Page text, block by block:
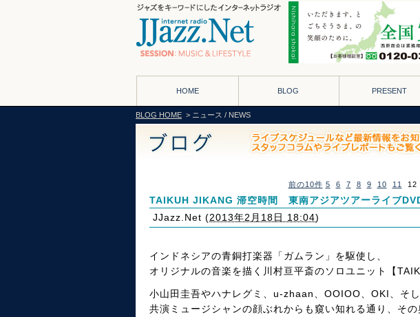
HOME BLOG PRESENT
BLOG HOME > ニュース / NEWS
前の10件 5 6 7 8 9 10 11 12
TAIKUH JIKANG 滞空時間 東南アジアツアーライブ
JJazz.Net (2013年2月18日 18:04)
インドネシアの青銅打楽器「ガムラン」を駆使し、
オリジナルの音楽を描く川村亘平斎のソロユニット【
小山田圭吾やハナレグミ、u-zhaan、OOIOO、OKI、そ
共演ミュージシャンの顔ぶれからも窺い知れる通り、そ